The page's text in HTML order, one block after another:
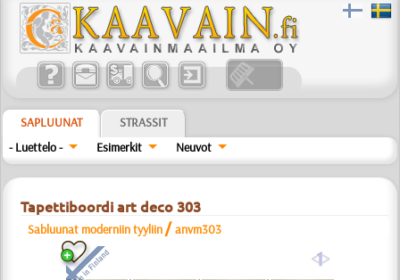
SAPLUUNAT
STRASSIT
- Luettelo -
Esimerkit Neuvot
Tapettiboordi art deco 303
Sabluunat moderniin tyyliin /anvm303
a